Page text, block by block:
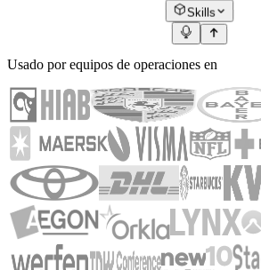
Skills
Usado por equipos de operaciones en